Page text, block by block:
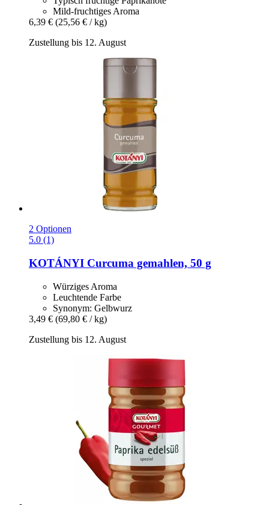
Mild-fruchtiges Aroma
6,39 € (25,56 € / kg)
Zustellung bis 12. August
2 Optionen
5.0 (1)
KOTÁNYI Curcuma gemahlen, 50 g
Würziges Aroma
Leuchtende Farbe
Synonym: Gelbwurz
3,49 € (69,80 € / kg)
Zustellung bis 12. August